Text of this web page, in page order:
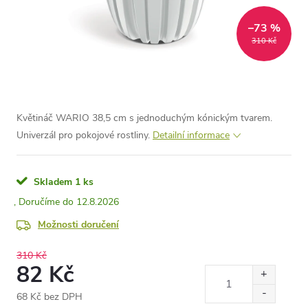
310 Kč
–73 %
Květináč WARIO 38,5 cm s jednoduchým kónickým tvarem.
Univerzál pro pokojové rostliny. Detailní informace
Skladem 1 ks
12.8.2026
Možnosti doručení
310 Kč
82 Kč
68 Kč bez DPH